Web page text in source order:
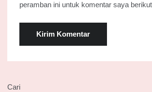
peramban ini untuk komentar saya
Cari